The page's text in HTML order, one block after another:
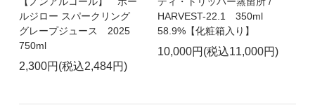
ルジロー スパークリング
グレープジュース 2025
750ml
2,300円(税込2,484円)
HARVEST-22.1 350ml
58.9%【化粧箱入り】
10,000円(税込11,000円)